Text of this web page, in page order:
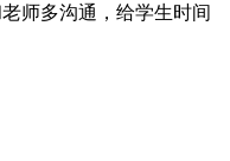
师多沟通，给学生时间